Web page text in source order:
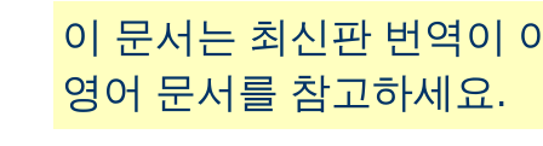
이 문서는 최신판 번역이
영어 문서를 참고하세요.